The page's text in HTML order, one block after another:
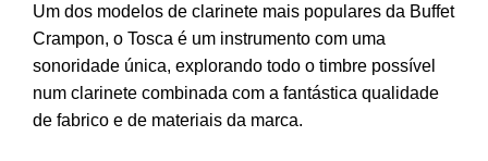
Um dos modelos de clarinete mais populares da Buffet
Crampon, o Tosca é um instrumento com uma
sonoridade única, explorando todo o timbre possível
num clarinete combinada com a fantástica qualidade
de fabrico e de materiais da marca.